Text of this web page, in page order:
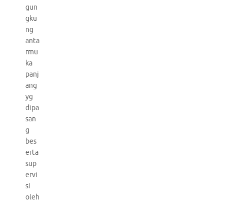
gun
gku
ng
anta
rmu
ka
panj
ang
yg
dipa
san
g
bes
erta
sup
ervi
si
oleh